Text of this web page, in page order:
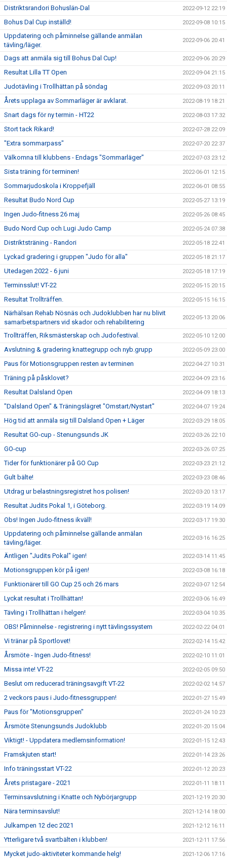
Distriktsrandori Bohuslän-Dal 2022-09-12 22:19
Bohus Dal Cup inställd! 2022-09-08 10:15
Uppdatering och påminnelse gällande anmälan
tävling/läger.
2022-09-06 20:41
Dags att anmäla sig till Bohus Dal Cup! 2022-09-06 20:29
Resultat Lilla TT Open 2022-09-04 21:15
Judotävling i Trollhättan på söndag 2022-09-03 20:11
Årets upplaga av Sommarläger är avklarat. 2022-08-19 18:21
Snart dags för ny termin - HT22 2022-08-03 17:32
Stort tack Rikard! 2022-07-28 22:09
"Extra sommarpass" 2022-07-20 22:37
Välkomna till klubbens - Endags "Sommarläger" 2022-07-03 23:12
Sista träning för terminen! 2022-06-01 12:15
Sommarjudoskola i Kroppefjäll 2022-06-01 08:55
Resultat Budo Nord Cup 2022-05-27 13:19
Ingen Judo-fitness 26 maj 2022-05-26 08:45
Budo Nord Cup och Lugi Judo Camp 2022-05-24 07:38
Distriktsträning - Randori 2022-05-18 22:41
Lyckad gradering i gruppen "Judo för alla" 2022-05-18 21:17
Utedagen 2022 - 6 juni 2022-05-18 17:19
Terminsslut! VT-22 2022-05-15 20:15
Resultat Trollträffen. 2022-05-15 16:15
Närhälsan Rehab Nösnäs och Judoklubben har nu blivit
samarbetspartners vid skador och rehabilitering
2022-05-13 20:06
Trollträffen, Riksmästerskap och Judofestival. 2022-05-10 12:00
Avslutning & gradering knattegrupp och nyb.grupp 2022-05-09 23:00
Paus för Motionsgruppen resten av terminen 2022-04-27 10:31
Träning på påsklovet? 2022-04-09 23:16
Resultat Dalsland Open 2022-04-09 18:13
"Dalsland Open" & Träningslägret "Omstart/Nystart" 2022-04-07 19:24
Hög tid att anmäla sig till Dalsland Open + Läger 2022-03-29 18:05
Resultat GO-cup - Stenungsunds JK 2022-03-26 22:10
GO-cup 2022-03-26 07:25
Tider för funktionärer på GO Cup 2022-03-23 21:12
Gult bälte! 2022-03-23 08:46
Utdrag ur belastningsregistret hos polisen! 2022-03-20 13:17
Resultat Judits Pokal 1, i Göteborg. 2022-03-19 14:09
Obs! Ingen Judo-fitness ikväll! 2022-03-17 19:30
Uppdatering och påminnelse gällande anmälan
tävling/läger.
2022-03-16 16:25
Äntligen "Judits Pokal" igen! 2022-03-14 11:45
Motionsgruppen kör på igen! 2022-03-08 16:18
Funktionärer till GO Cup 25 och 26 mars 2022-03-07 12:54
Lyckat resultat i Trollhättan! 2022-03-06 16:49
Tävling i Trollhättan i helgen! 2022-03-04 10:35
OBS! Påminnelse - registrering i nytt tävlingssystem 2022-02-22 04:01
Vi tränar på Sportlovet! 2022-02-14 15:42
Årsmöte - Ingen Judo-fitness! 2022-02-10 11:01
Missa inte! VT-22 2022-02-05 09:50
Beslut om reducerad träningsavgift VT-22 2022-02-02 14:57
2 veckors paus i Judo-fitnessgruppen! 2022-01-27 15:49
Paus för "Motionsgruppen" 2022-01-24 10:23
Årsmöte Stenungsunds Judoklubb 2022-01-20 15:04
Viktigt! - Uppdatera medlemsinformation! 2022-01-15 12:43
Framskjuten start! 2022-01-14 23:26
Info träningsstart VT-22 2022-01-12 20:23
Årets pristagare - 2021 2022-01-11 18:11
Terminsavslutning i Knatte och Nybörjargrupp 2021-12-19 20:30
Nära terminsavslut! 2021-12-14 18:00
Julkampen 12 dec 2021 2021-12-12 16:11
Ytterligare två svartbälten i klubben! 2021-12-11 17:56
Mycket judo-aktiviteter kommande helg! 2021-12-06 17:16